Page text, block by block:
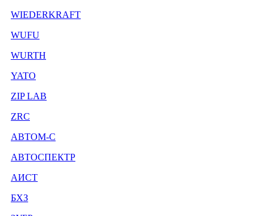
WIEDERKRAFT
WUFU
WURTH
YATO
ZIP LAB
ZRC
АВТОМ-С
АВТОСПЕКТР
АИСТ
БХЗ